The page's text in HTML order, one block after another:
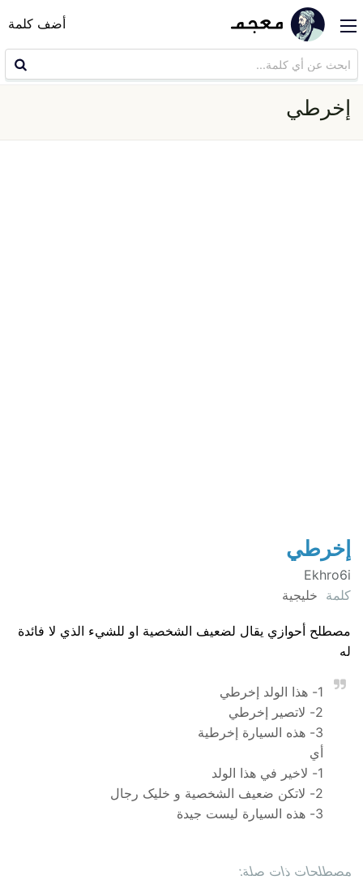
أضف كلمة
إخرطي
إخرطي
Ekhro6i
كلمة خليجية
مصطلح أحوازي يقال لضعيف الشخصية او للشيء الذي لا فائدة
له
1- هذا الولد إخرطي
2- لاتصير إخرطي
3- هذه السيارة إخرطية
أي
1- لاخير في هذا الولد
2- لاتکن ضعيف الشخصية و خليک رجال
3- هذه السيارة ليست جيدة
مصطلحات ذات صلة: